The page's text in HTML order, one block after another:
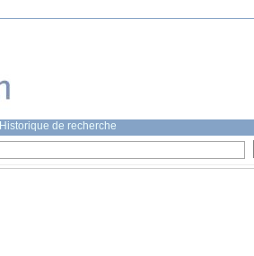
Historique de recherche